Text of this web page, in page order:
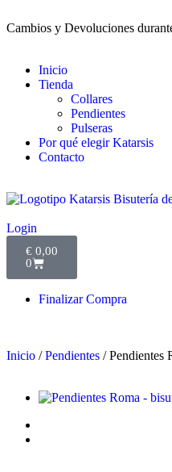
Cambios y Devoluciones
Inicio
Tienda
Collares
Pendientes
Pulseras
Por qué elegir Katarsis
Contacto
Login
€ 0,00
0
Finalizar Compra
Inicio /Pendientes / Pendientes